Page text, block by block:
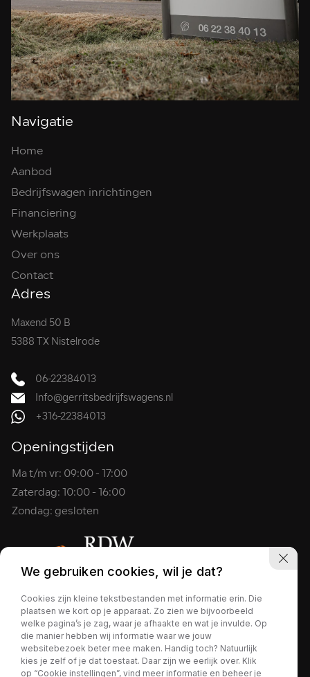
Navigatie
Home
Aanbod
Bedrijfswagen inrichtingen
Financiering
Werkplaats
Over ons
Contact
Adres
Maxend 50 B
5388 TX Nistelrode
06-22384013
Info@gerritsbedrijfswagens.nl
+316-22384013
Openingstijden
Ma t/m vr: 09:00 - 17:00
Zaterdag: 10:00 - 16:00
Zondag: gesloten
2026 - Gerrits Bedrijfswagens
Privacy policy
We gebruiken cookies, wil je dat?
Cookies zijn kleine tekstbestanden met informatie erin. Die
plaatsen we kort op je apparaat. Zo zien we bijvoorbeeld
welke pagina’s je zag, waar je afhaakte en wat je invulde. Op
die manier hebben wij informatie waar we jouw
websitebezoek beter mee maken. Handig toch? Natuurlijk
kies je zelf of je dat toestaat. Daar zijn we eerlijk over. Klik
op “Cookie instellingen”, vind meer informatie en beheer je